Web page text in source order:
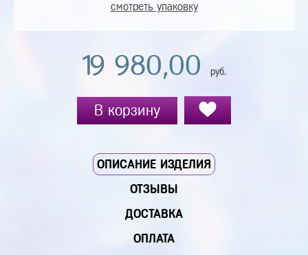
смотреть упаковку
19 980,00 руб.
В корзину
ОПИСАНИЕ ИЗДЕЛИЯ
ОТЗЫВЫ
ДОСТАВКА
ОПЛАТА